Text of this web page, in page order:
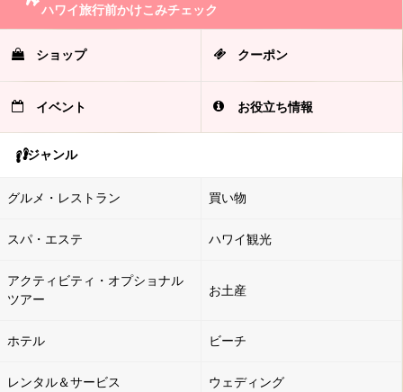
ハワイ旅行前かけこみチェック
ショップ クーポン
イベント お役立ち情報
ジャンル
グルメ・レストラン 買い物
スパ・エステ ハワイ観光
アクティビティ・オプショナル
ツアー
お土産
ホテル ビーチ
レンタル＆サービス ウェディング